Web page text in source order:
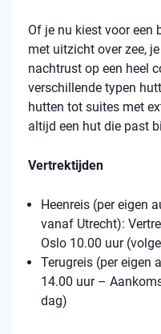
Of je nu kiest voor een
met uitzicht over zee,
nachtrust op een heel
verschillende typen
hutten tot suites met
altijd een hut die past
Vertrektijden
Heenreis (per eigen
vanaf Utrecht):
Oslo 10.00 uur
Terugreis (per eigen
14.00 uur –
dag)